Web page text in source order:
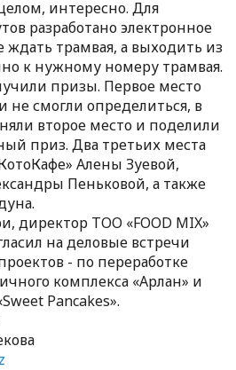
интересно. Для
разработано электронное
трамвая, а выходить из
к нужному номеру трамвая.
призы. Первое место
не смогли определиться, в
второе место и поделили
приз. Два третьих места
Алены Зуевой,
Пеньковой, а также
директор ТОО «FOOD MIX»
на деловые встречи
- по переработке
комплекса «Арлан» и
Pancakes».